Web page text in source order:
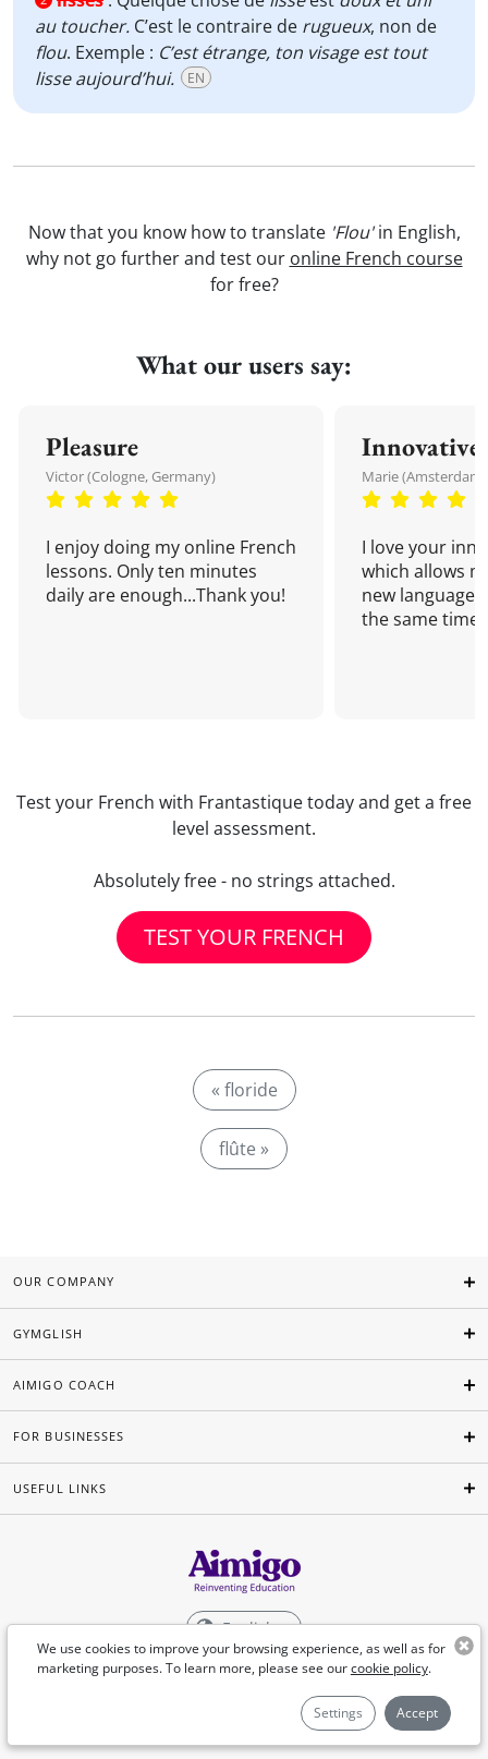
au toucher. C’est le contraire de rugueux, non de
flou. Exemple : C’est étrange, ton visage est tout
lisse aujourd’hui.
EN
Now that you know how to translate 'Flou'in English,
why not go further and test our online French course
for free?
What our users say:
Pleasure
Victor (Cologne, Germany)
I enjoy doing my online French
lessons. Only ten minutes
daily are enough...Thank you!
Innovative
Marie
I love your
which allows
new language
the same time!
Test your French with Frantastique today and get a free
level assessment.
Absolutely free - no strings attached.
TEST YOUR FRENCH
« floride
flûte »
We use cookies to improve your browsing experience, as well as for
marketing purposes. To learn more, please see ourcookie policy.
Settings Accept
OUR COMPANY
GYMGLISH
AIMIGO COACH
FOR BUSINESSES
USEFUL LINKS
English
©Aimigo 2026